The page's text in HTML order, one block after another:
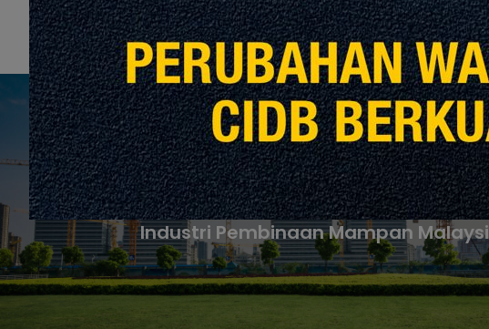
Previous
Memanfaatkan Alat Penarafan GBI
Industri Pembinaan Mampan